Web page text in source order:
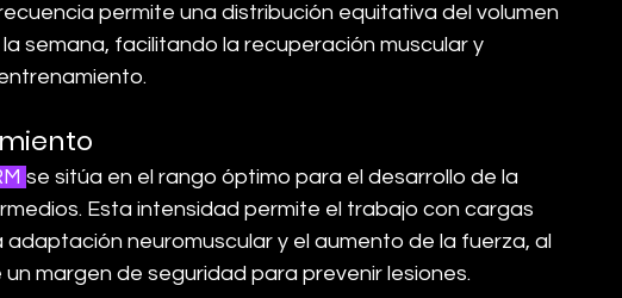
permite una distribución equitativa del volumen
semana, facilitando la recuperación muscular y
se sitúa en el rango óptimo para el desarrollo de la
Esta intensidad permite el trabajo con cargas
neuromuscular y el aumento de la fuerza, al
margen de seguridad para prevenir lesiones.